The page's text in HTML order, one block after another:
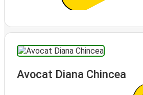
Avocat Diana Chincea